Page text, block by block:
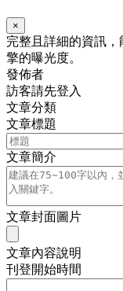
×
完整且詳細的資訊，
擎的曝光度。
發佈者
訪客請先登入
文章分類
文章標題
文章簡介
文章封面圖片
文章內容說明
刊登開始時間